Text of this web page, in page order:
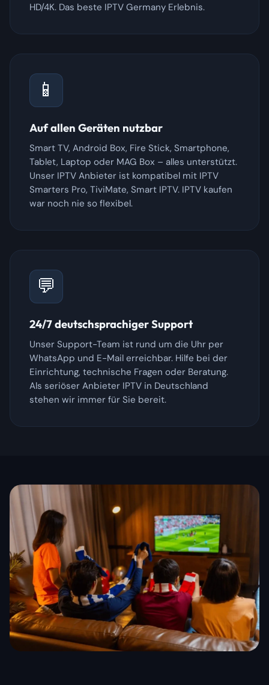
HD/4K. Das beste IPTV Germany Erlebnis.
📱
Auf allen Geräten nutzbar
Smart TV, Android Box, Fire Stick, Smartphone,
Tablet, Laptop oder MAG Box – alles unterstützt.
Unser IPTV Anbieter ist kompatibel mit IPTV
Smarters Pro, TiviMate, Smart IPTV. IPTV kaufen
war noch nie so flexibel.
💬
24/7 deutschsprachiger Support
Unser Support-Team ist rund um die Uhr per
WhatsApp und E-Mail erreichbar. Hilfe bei der
Einrichtung, technische Fragen oder Beratung.
Als seriöser Anbieter IPTV in Deutschland
stehen wir immer für Sie bereit.